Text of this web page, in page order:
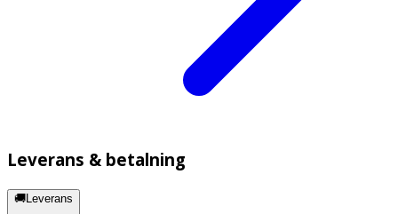
Leverans & betalning
🚚Leverans